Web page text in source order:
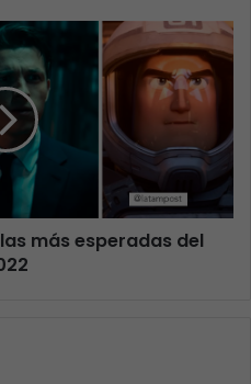
más esperadas del